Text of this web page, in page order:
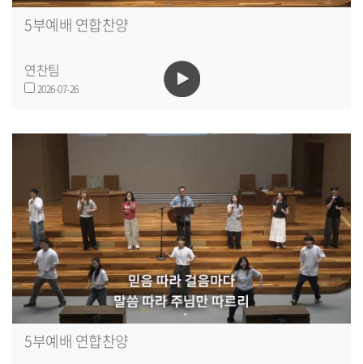
5부예배 연합찬양
연찬팀
2026-07-26
5부예배 연합찬양